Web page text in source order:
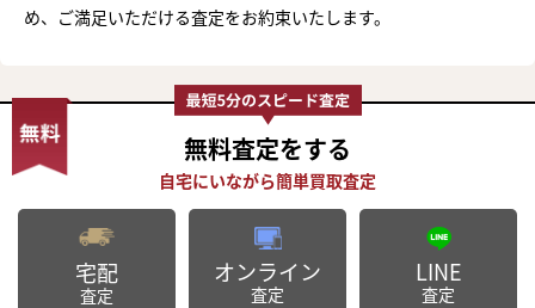
め、ご満足いただける査定をお約束いたします。
無料査定をする
宅配
査定
オンライン
査定
LINE
査定